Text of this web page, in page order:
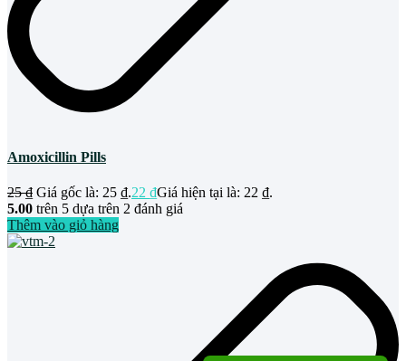
Amoxicillin Pills
25₫ Giá gốc là: 25 ₫.22 ₫Giá hiện tại là: 22 ₫.
5.00 trên 5 dựa trên 2 đánh giá
Thêm vào giỏ hàng